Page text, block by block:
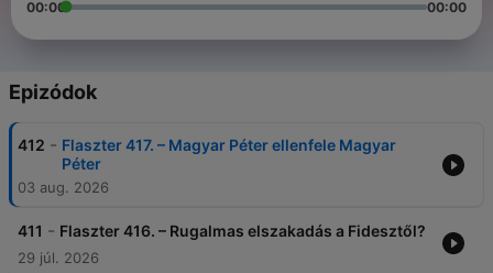
00:00 00:00
Epizódok
412 - Flaszter 417. – Magyar Péter ellenfele Magyar
Péter
03 aug. 2026
411 - Flaszter 416. – Rugalmas elszakadás a Fidesztől?
29 júl. 2026